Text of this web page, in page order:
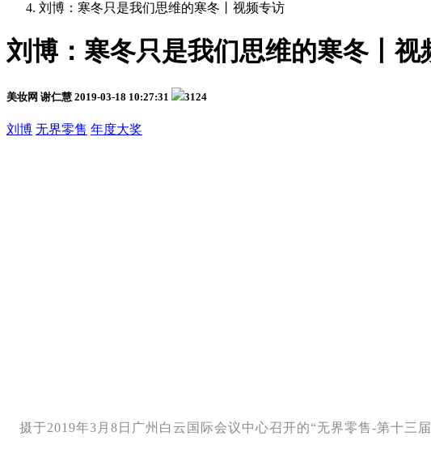
刘博：寒冬只是我们思维的寒冬丨视频专访
刘博：寒冬只是我们思维的寒冬丨视
美妆网 谢仁慧 2019-03-18 10:27:31 3124
刘博 无界零售 年度大奖
摄于2019年3月8日广州白云国际会议中心召开的“无界零售-第十三